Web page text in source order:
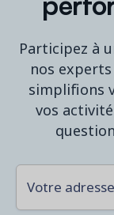
Participez à
nos
simplifions
vos
Votre